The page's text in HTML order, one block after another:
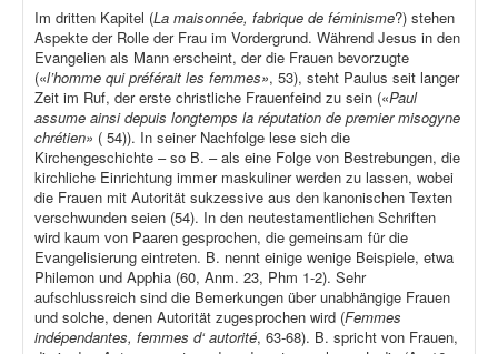
Im dritten Kapitel (La maisonnée, fabrique de féminisme?) stehen
Aspekte der Rolle der Frau im Vordergrund. Während Jesus in den
Evangelien als Mann erscheint, der die Frauen bevorzugte
(«l’homme qui préférait les femmes», 53), steht Paulus seit langer
Zeit im Ruf, der erste christliche Frauenfeind zu sein («Paul
assume ainsi depuis longtemps la réputation de premier misogyne
chrétien» ( 54)). In seiner Nachfolge lese sich die
Kirchengeschichte – so B. – als eine Folge von Bestrebungen, die
kirchliche Einrichtung immer maskuliner werden zu lassen, wobei
die Frauen mit Autorität sukzessive aus den kanonischen Texten
verschwunden seien (54). In den neutestamentlichen Schriften
wird kaum von Paaren gesprochen, die gemeinsam für die
Evangelisierung eintreten. B. nennt einige wenige Beispiele, etwa
Philemon und Apphia (60, Anm. 23, Phm 1-2). Sehr
aufschlussreich sind die Bemerkungen über unabhängige Frauen
und solche, denen Autorität zugesprochen wird (Femmes
indépendantes, femmes d‘ autorité, 63-68). B. spricht von Frauen,